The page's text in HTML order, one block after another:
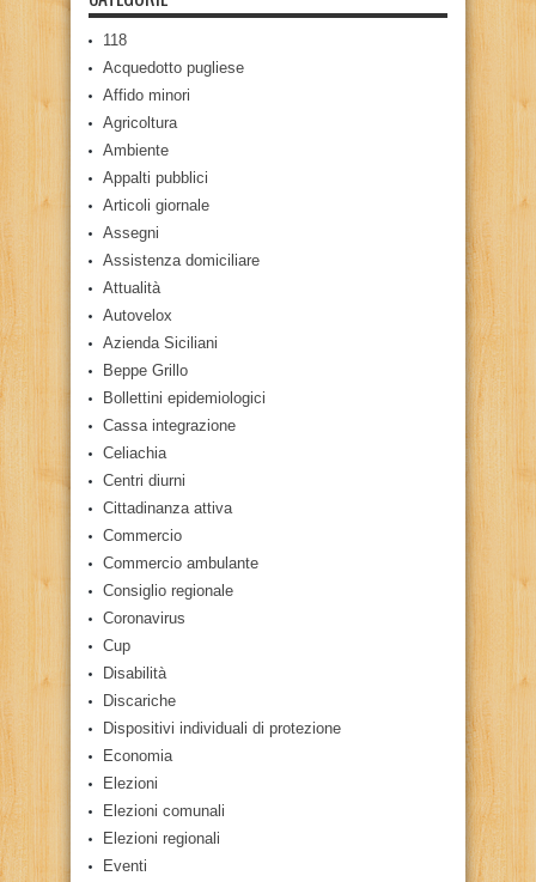
118
Acquedotto pugliese
Affido minori
Agricoltura
Ambiente
Appalti pubblici
Articoli giornale
Assegni
Assistenza domiciliare
Attualità
Autovelox
Azienda Siciliani
Beppe Grillo
Bollettini epidemiologici
Cassa integrazione
Celiachia
Centri diurni
Cittadinanza attiva
Commercio
Commercio ambulante
Consiglio regionale
Coronavirus
Cup
Disabilità
Discariche
Dispositivi individuali di protezione
Economia
Elezioni
Elezioni comunali
Elezioni regionali
Eventi